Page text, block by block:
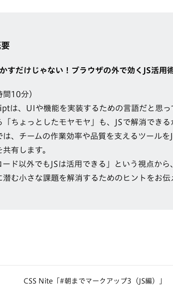
すだけじゃない！ブラウザの外で効くJS活用術
10分）
は、UIや機能を実装するための言語だと思っ
ちょっとしたモヤモヤ」も、JSで解消できる
は、チームの作業効率や品質を支えるツールを
有します。
ド以外でもJSは活用できる」という視点から
む小さな課題を解消するためのヒントをお伝
CSS Nite「#朝までマークアップ3（JS編）」